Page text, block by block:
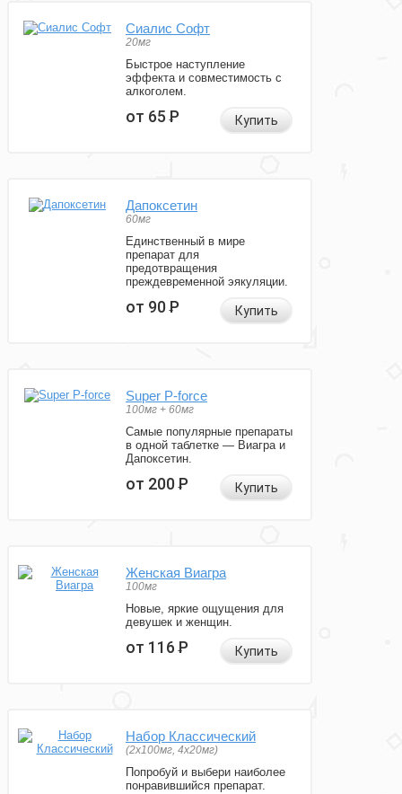
Сиалис Софт
20мг
Быстрое наступление
эффекта и совместимость с
алкоголем.
от 65Р Купить
Дапоксетин
60мг
Единственный в мире
препарат для
предотвращения
преждевременной эякуляции.
от 90Р Купить
Super P-force
100мг + 60мг
Самые популярные препараты
в одной таблетке — Виагра и
Дапоксетин.
от 200Р Купить
Женская Виагра
100мг
Новые, яркие ощущения для
девушек и женщин.
от 116Р Купить
Набор Классический
(2x100мг, 4x20мг)
Попробуй и выбери наиболее
понравившийся препарат.